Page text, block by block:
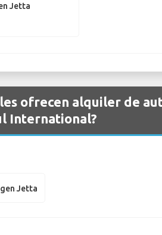
Jetta
ofrecen alquiler de
International?
Jetta